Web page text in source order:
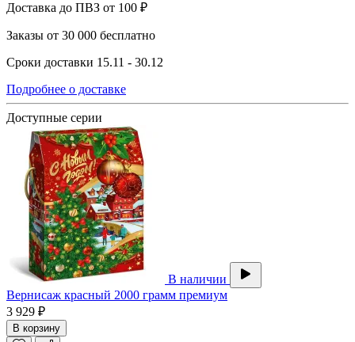
Доставка до ПВЗ от 100 ₽
Заказы от 30 000 бесплатно
Сроки доставки 15.11 - 30.12
Подробнее о доставке
Доступные серии
В наличии
Вернисаж красный 2000 грамм премиум
3 929 ₽
В корзину